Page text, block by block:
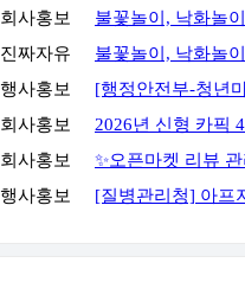
회사홍보
진짜자유
행사홍보
회사홍보
회사홍보
행사홍보